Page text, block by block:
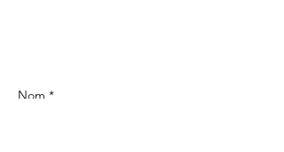
Nom *